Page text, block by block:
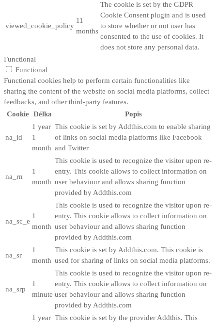
viewed_cookie_policy
11
months
The cookie is set by the GDPR
Cookie Consent plugin and is used
to store whether or not user has
consented to the use of cookies. It
does not store any personal data.
Functional
Functional
Functional cookies help to perform certain functionalities like
sharing the content of the website on social media platforms, collect
feedbacks, and other third-party features.
Cookie Délka Popis
na_id
1 year
1
month
This cookie is set by Addthis.com to enable sharing
of links on social media platforms like Facebook
and Twitter
na_rn
1
month
This cookie is used to recognize the visitor upon re-
entry. This cookie allows to collect information on
user behaviour and allows sharing function
provided by Addthis.com
na_sc_e
1
month
This cookie is used to recognize the visitor upon re-
entry. This cookie allows to collect information on
user behaviour and allows sharing function
provided by Addthis.com
na_sr
1
month
This cookie is set by Addthis.com. This cookie is
used for sharing of links on social media platforms.
na_srp
1
minute
This cookie is used to recognize the visitor upon re-
entry. This cookie allows to collect information on
user behaviour and allows sharing function
provided by Addthis.com
1 year This cookie is set by the provider Addthis. This